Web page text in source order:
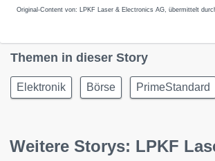
Original-Content von: LPKF Laser & Electronics AG, übermittelt
Themen in dieser Story
Elektronik Börse PrimeStandard
Weitere Storys: LPKF